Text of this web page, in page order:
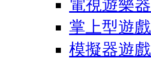
電視遊樂器
掌上型遊戲
模擬器遊戲